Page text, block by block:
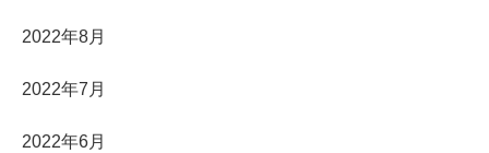
2022年8月
2022年7月
2022年6月